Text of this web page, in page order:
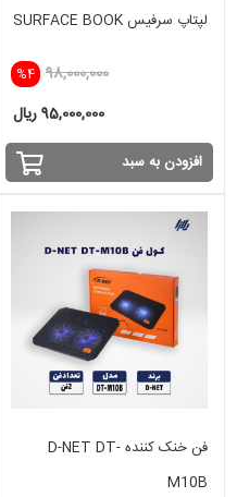
لپتاپ سرفیس SURFACE BOOK
%4 98,000,000
95,000,000 ریال
افزودن به سبد
فن خنک کننده D-NET DT-
M10B